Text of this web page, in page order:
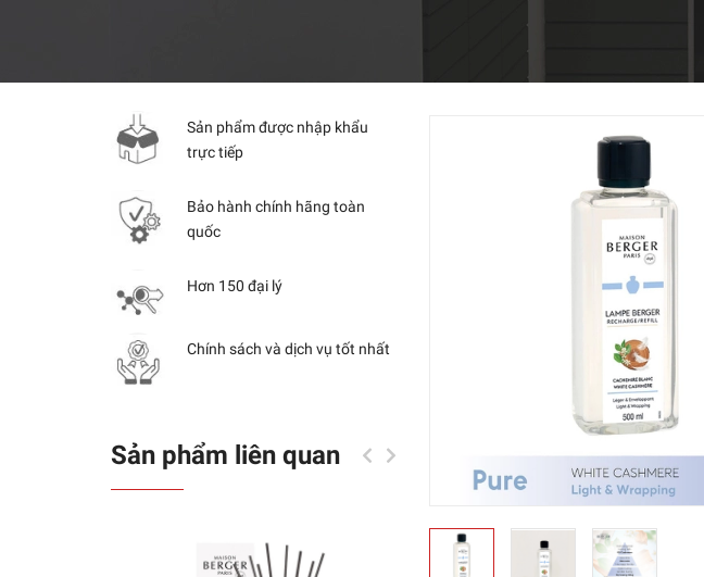
Sản phẩm được nhập khẩu
trực tiếp
Bảo hành chính hãng toàn
quốc
Hơn 150 đại lý
Chính sách và dịch vụ tốt nhất
Sản phẩm liên quan